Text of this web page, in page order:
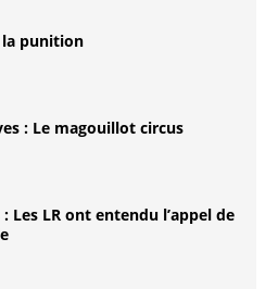
la punition
: Le magouillot circus
Les LR ont entendu l’appel de